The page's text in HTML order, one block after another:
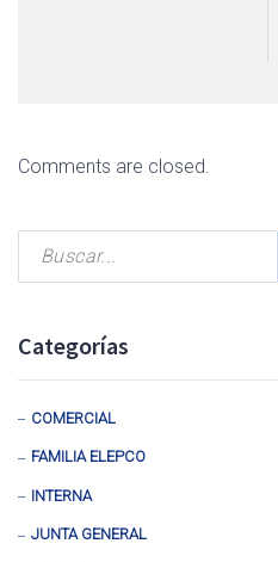
Comments are closed.
Categorías
COMERCIAL
FAMILIA ELEPCO
INTERNA
JUNTA GENERAL